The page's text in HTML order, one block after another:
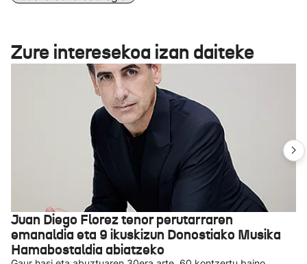
Zure interesekoa izan daiteke
Juan Diego Florez tenor perutarraren
emanaldia eta 9 ikuskizun Donostiako Musika
Hamabostaldia abiatzeko